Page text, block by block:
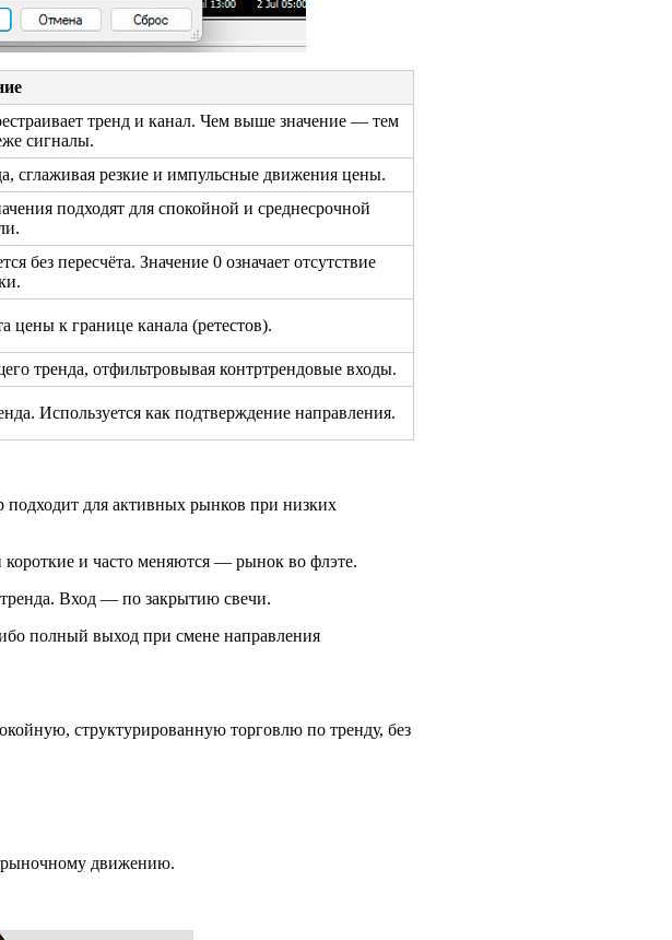
тренд и канал. Чем выше значение — тем
сигналы.
сглаживая резкие и импульсные движения цены.
подходят для спокойной и среднесрочной
без пересчёта. Значение 0 означает отсутствие
цены к границе канала (ретестов).
тренда, отфильтровывая контртрендовые входы.
Используется как подтверждение направления.
для активных рынков при низких
и часто меняются — рынок во флэте.
тренда. Вход — по закрытию свечи.
полный выход при смене направления
структурированную торговлю по тренду, без
рыночному движению.